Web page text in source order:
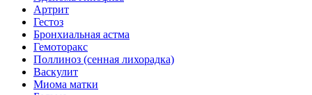
Артрит
Гестоз
Бронхиальная астма
Гемоторакс
Поллиноз (сенная лихорадка)
Васкулит
Миома матки